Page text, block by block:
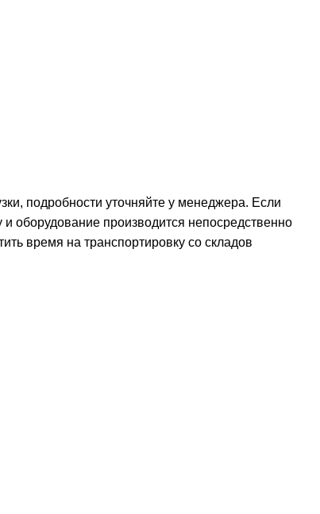
подробности уточняйте у менеджера. Если
и оборудование производится непосредственно
время на транспортировку со складов